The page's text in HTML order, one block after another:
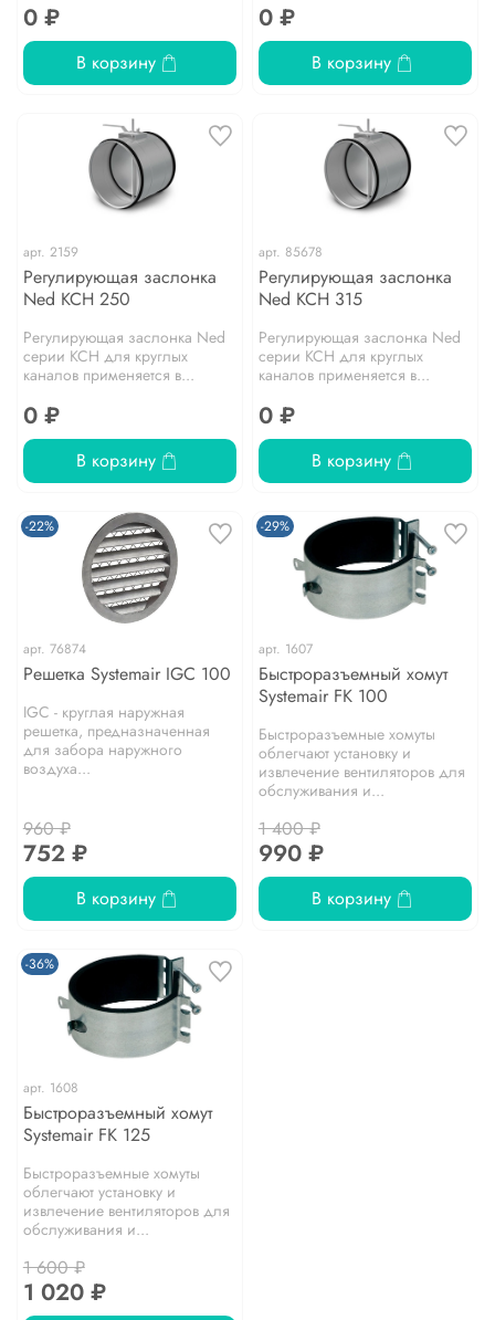
0 ₽
В корзину
0 ₽
В корзину
арт. 2159
Регулирующая заслонка
Ned KCH 250
Регулирующая заслонка Ned
серии KCH для круглых
каналов применяется в...
0 ₽
В корзину
арт. 85678
Регулирующая заслонка
Ned KCH 315
Регулирующая заслонка Ned
серии KCH для круглых
каналов применяется в...
0 ₽
В корзину
-22%
арт. 76874
Решетка Systemair IGC 100
IGC - круглая наружная
решетка, предназначенная
для забора наружного
воздуха...
960 ₽
752 ₽
В корзину
-29%
арт. 1607
Быстроразъемный хомут
Systemair FK 100
Быстроразъемные хомуты
облегчают установку и
извлечение вентиляторов для
обслуживания и...
1 400 ₽
990 ₽
В корзину
-36%
арт. 1608
Быстроразъемный хомут
Systemair FK 125
Быстроразъемные хомуты
облегчают установку и
извлечение вентиляторов для
обслуживания и...
1 600 ₽
1 020 ₽